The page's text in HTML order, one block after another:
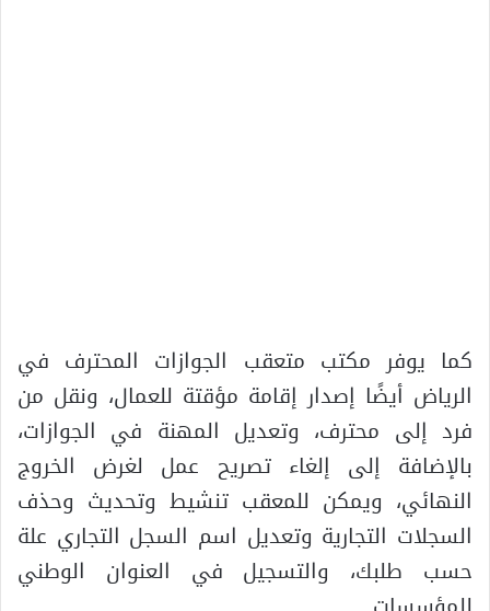
كما يوفر مكتب متعقب الجوازات المحترف في
الرياض أيضًا إصدار إقامة مؤقتة للعمال، ونقل من
فرد إلى محترف، وتعديل المهنة في الجوازات،
بالإضافة إلى إلغاء تصريح عمل لغرض الخروج
النهائي، ويمكن للمعقب تنشيط وتحديث وحذف
السجلات التجارية وتعديل اسم السجل التجاري علة
حسب طلبك، والتسجيل في العنوان الوطني